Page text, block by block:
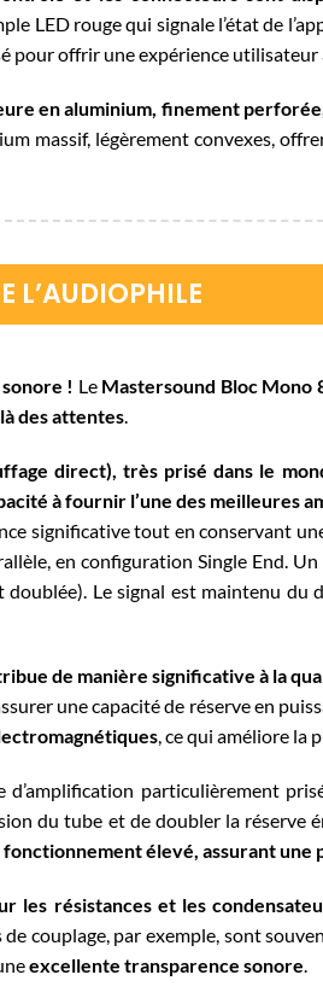
LED rouge qui signale l’état de
pour offrir une expérience
en aluminium, finement
massif, légèrement convexes,
L’AUDIOPHILE
! Le Mastersound Bloc Mono
des attentes.
direct), très prisé dans le
à fournir l’une des meilleures
significative tout en conservant
en configuration Single End.
Le signal est maintenu du
de manière significative à la
une capacité de réserve en
, ce qui améliore la
d’amplification particulièrement
du tube et de doubler la réserve
élevé, assurant une
les résistances et les
couplage, par exemple, sont
excellente transparence sonore.